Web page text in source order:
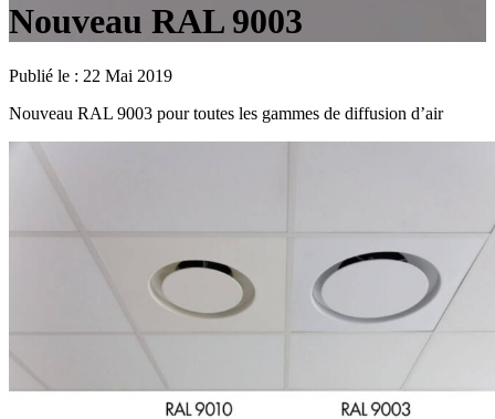
Nouveau RAL 9003
Publié le : 22 Mai 2019
Nouveau RAL 9003 pour toutes les gammes de diffusion d’air